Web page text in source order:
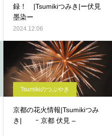
録！ |Tsumikiつみき|ー伏見
墨染ー
2024.12.06
Tsumikiのつぶやき
京都の花火情報|Tsumikiつみ
き| ｰ 京都 伏見 –